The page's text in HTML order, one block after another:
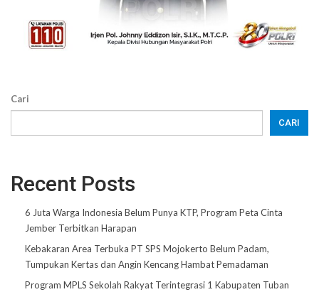
Cari
CARI
Recent Posts
6 Juta Warga Indonesia Belum Punya KTP, Program Peta Cinta
Jember Terbitkan Harapan
Kebakaran Area Terbuka PT SPS Mojokerto Belum Padam,
Tumpukan Kertas dan Angin Kencang Hambat Pemadaman
Program MPLS Sekolah Rakyat Terintegrasi 1 Kabupaten Tuban